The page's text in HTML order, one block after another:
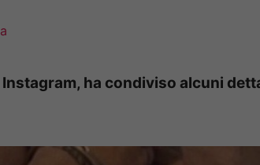
ha condiviso alcuni